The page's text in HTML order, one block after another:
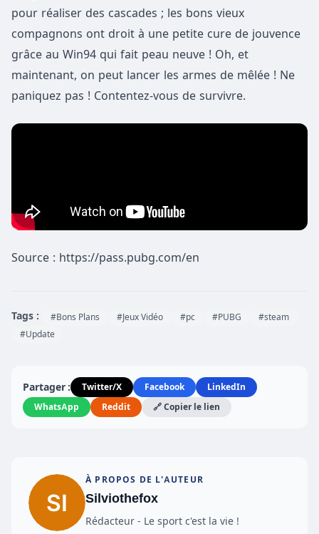
pour réaliser des cascades ; les bons vieux
compagnons ont droit à une petite cure de jouvence
grâce au Win94 qui fait peau neuve ! Oh, et
maintenant, on peut lancer les armes de mêlée ! Ne
paniquez pas ! Contentez-vous de survivre.
Source : https://pass.pubg.com/en
Tags : #Bons Plans #Jeux Vidéo #pc #PUBG
#steam
#Update
Partager : Twitter/X Facebook
LinkedIn
WhatsApp
Reddit 🔗 Copier le lien
À PROPOS DE L'AUTEUR
Silviothefox
Rédacteur - Le sport c'est la vie !